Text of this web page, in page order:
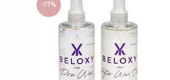
195.00 kr.
-17%